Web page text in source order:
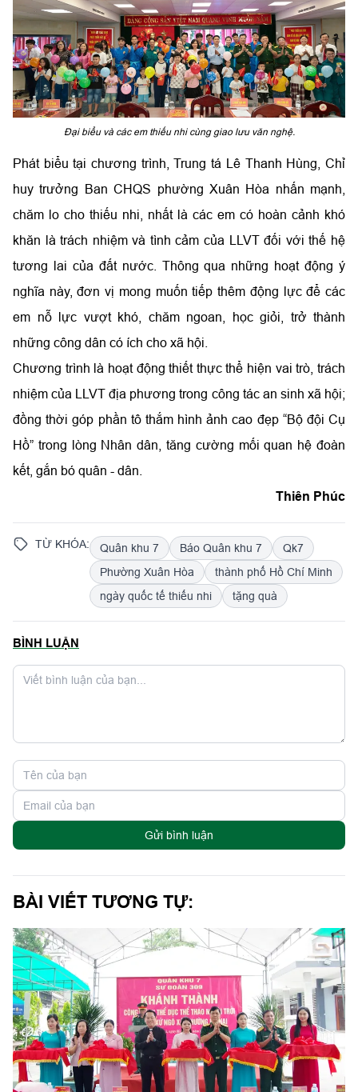
Đại biểu và các em thiếu nhi cùng giao lưu văn nghệ.
Phát biểu tại chương trình, Trung tá Lê Thanh Hùng, Chỉ
huy trưởng Ban CHQS phường Xuân Hòa nhấn mạnh,
chăm lo cho thiếu nhi, nhất là các em có hoàn cảnh khó
khăn là trách nhiệm và tình cảm của LLVT đối với thế hệ
tương lai của đất nước. Thông qua những hoạt động ý
nghĩa này, đơn vị mong muốn tiếp thêm động lực để các
em nỗ lực vượt khó, chăm ngoan, học giỏi, trở thành
những công dân có ích cho xã hội.
Chương trình là hoạt động thiết thực thể hiện vai trò, trách
nhiệm của LLVT địa phương trong công tác an sinh xã hội;
đồng thời góp phần tô thắm hình ảnh cao đẹp “Bộ đội Cụ
Hồ” trong lòng Nhân dân, tăng cường mối quan hệ đoàn
kết, gắn bó quân - dân.
Thiên Phúc
TỪ KHÓA: Quân khu 7 Báo Quân khu 7
Qk7
Phường Xuân Hòa
thành phố Hồ Chí Minh
ngày quốc tế thiếu nhi
tặng quà
BÌNH LUẬN
Gửi bình luận
BÀI VIẾT TƯƠNG TỰ: